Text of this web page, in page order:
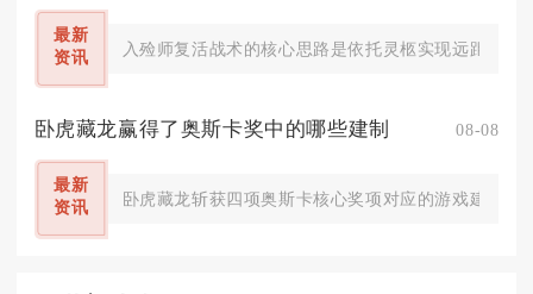
最新
资讯
入殓师复活战术的核心思路是依托灵柩实现远距离
卧虎藏龙赢得了奥斯卡奖中的哪些建制 08-08
最新
资讯
卧虎藏龙斩获四项奥斯卡核心奖项对应的游戏建制